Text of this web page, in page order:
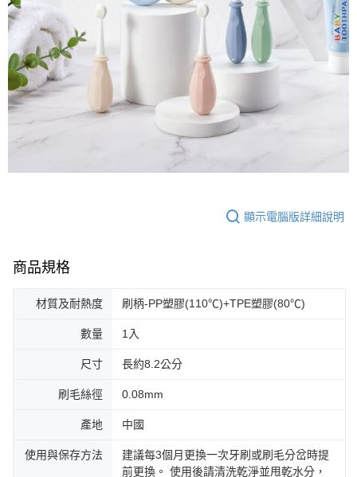
顯示電腦版詳細說明
商品規格
材質及耐熱度 刷柄-PP塑膠(110℃)+TPE塑膠(80℃)
數量 1入
尺寸 長約8.2公分
刷毛絲徑 0.08mm
產地 中國
使用與保存方法
建議每3個月更換一次牙刷或刷毛分岔時提
前更換。 使用後請清洗乾淨並甩乾水分，